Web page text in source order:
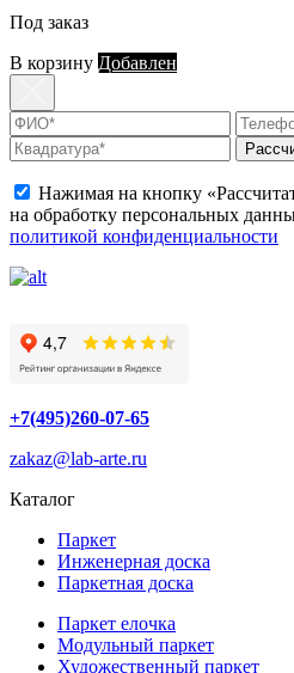
Под заказ
В корзину Добавлен
Нажимая на кнопку
на обработку персональных
политикой конфиденциальности
+7(495)260-07-65
zakaz@lab-arte.ru
Каталог
Паркет
Инженерная доска
Паркетная доска
Паркет елочка
Модульный паркет
Художественный паркет